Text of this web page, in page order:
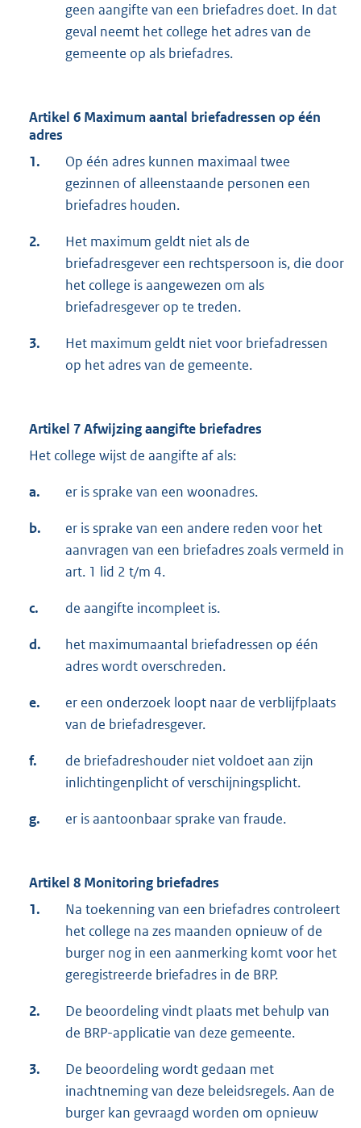
geen aangifte van een briefadres doet. In dat
geval neemt het college het adres van de
gemeente op als briefadres.
Artikel 6 Maximum aantal briefadressen op één
adres
1.
Op één adres kunnen maximaal twee
gezinnen of alleenstaande personen een
briefadres houden.
2.
Het maximum geldt niet als de
briefadresgever een rechtspersoon is, die door
het college is aangewezen om als
briefadresgever op te treden.
3.
Het maximum geldt niet voor briefadressen
op het adres van de gemeente.
Artikel 7 Afwijzing aangifte briefadres
Het college wijst de aangifte af als:
a. er is sprake van een woonadres.
b.
er is sprake van een andere reden voor het
aanvragen van een briefadres zoals vermeld in
art. 1 lid 2 t/m 4.
c. de aangifte incompleet is.
d.
het maximumaantal briefadressen op één
adres wordt overschreden.
e.
er een onderzoek loopt naar de verblijfplaats
van de briefadresgever.
f.
de briefadreshouder niet voldoet aan zijn
inlichtingenplicht of verschijningsplicht.
g. er is aantoonbaar sprake van fraude.
Artikel 8 Monitoring briefadres
1.
Na toekenning van een briefadres controleert
het college na zes maanden opnieuw of de
burger nog in een aanmerking komt voor het
geregistreerde briefadres in de BRP.
2.
De beoordeling vindt plaats met behulp van
de BRP-applicatie van deze gemeente.
3.
De beoordeling wordt gedaan met
inachtneming van deze beleidsregels. Aan de
burger kan gevraagd worden om opnieuw